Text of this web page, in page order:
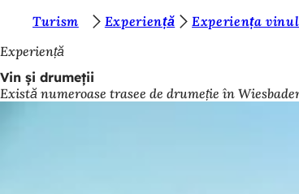
Salt la conținut
u
n
t
Turism Experiență Experiența
Experiență
Vin și drumeții
Există numeroase trasee de drumeție în